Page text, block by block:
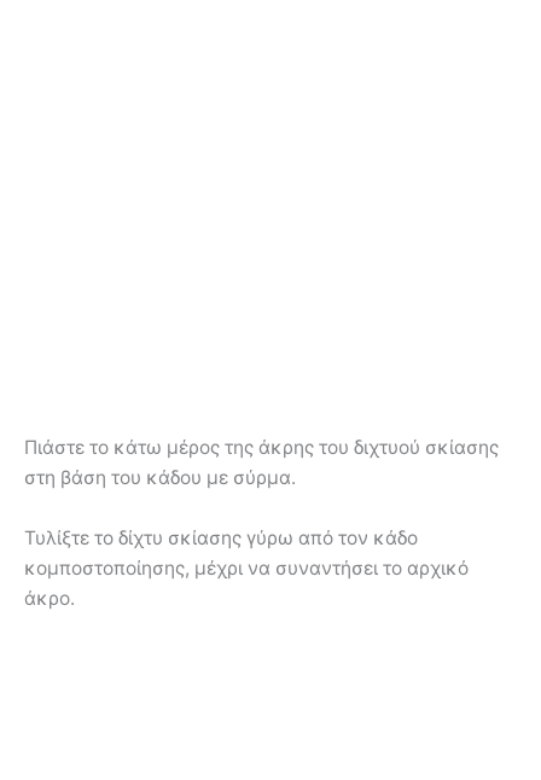
Πιάστε το κάτω μέρος της άκρης του διχτυού σκίασης
στη βάση του κάδου με σύρμα.
Τυλίξτε το δίχτυ σκίασης γύρω από τον κάδο
κομποστοποίησης, μέχρι να συναντήσει το αρχικό
άκρο.